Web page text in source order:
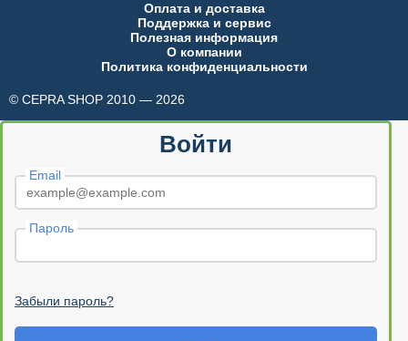
Оплата и доставка
Поддержка и сервис
Полезная информация
О компании
Политика конфиденциальности
© CEPRA SHOP 2010 — 2026
Войти
Email
Пароль
Забыли пароль?